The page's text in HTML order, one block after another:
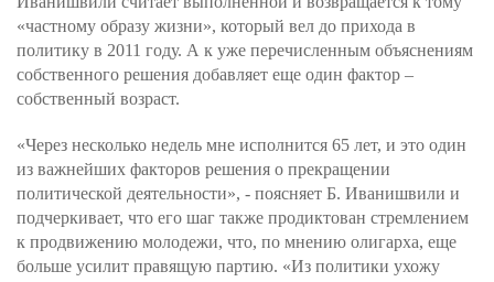
«частному образу жизни», который вел до прихода в
политику в 2011 году. А к уже перечисленным объяснениям
собственного решения добавляет еще один фактор –
собственный возраст.
«Через несколько недель мне исполнится 65 лет, и это один
из важнейших факторов решения о прекращении
политической деятельности», - поясняет Б. Иванишвили и
подчеркивает, что его шаг также продиктован стремлением
к продвижению молодежи, что, по мнению олигарха, еще
больше усилит правящую партию. «Из политики ухожу